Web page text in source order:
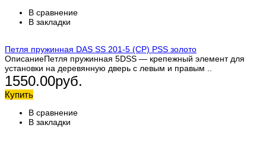
В сравнение
В закладки
Петля пружинная DAS SS 201-5 (СP) PSS золото
ОписаниеПетля пружинная 5DSS — крепежный элемент для
установки на деревянную дверь с левым и правым ..
1550.00руб.
Купить
В сравнение
В закладки